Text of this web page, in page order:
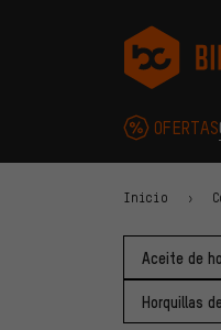
bike-
OFERTAS
Inicio
Aceite de
Horquillas